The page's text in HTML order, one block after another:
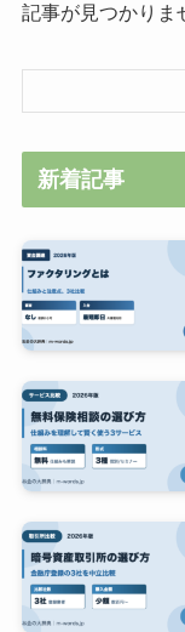
記事が見つかりま
新着記事